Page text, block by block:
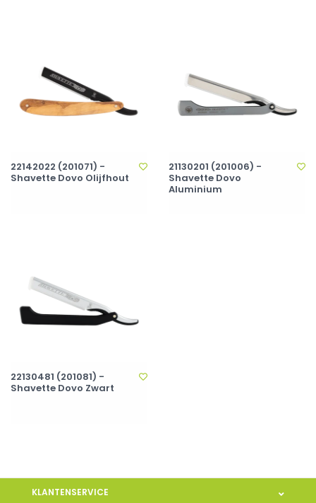
22142022 (201071) -
Shavette Dovo Olijfhout
21130201 (201006) -
Shavette Dovo
Aluminium
22130481 (201081) -
Shavette Dovo Zwart
KLANTENSERVICE